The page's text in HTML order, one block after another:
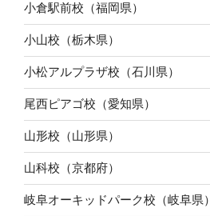
小倉駅前校（福岡県）
小山校（栃木県）
小松アルプラザ校（石川県）
尾西ピアゴ校（愛知県）
山形校（山形県）
山科校（京都府）
岐阜オーキッドパーク校（岐阜県）